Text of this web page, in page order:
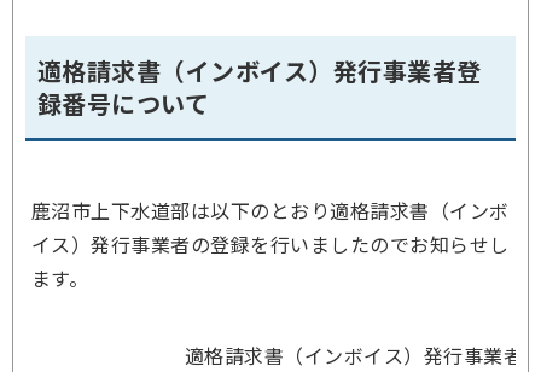
適格請求書（インボイス）発行事業者登
録番号について
鹿沼市上下水道部は以下のとおり適格請求書（インボ
イス）発行事業者の登録を行いましたのでお知らせし
ます。
適格請求書（インボイス）発行事業者